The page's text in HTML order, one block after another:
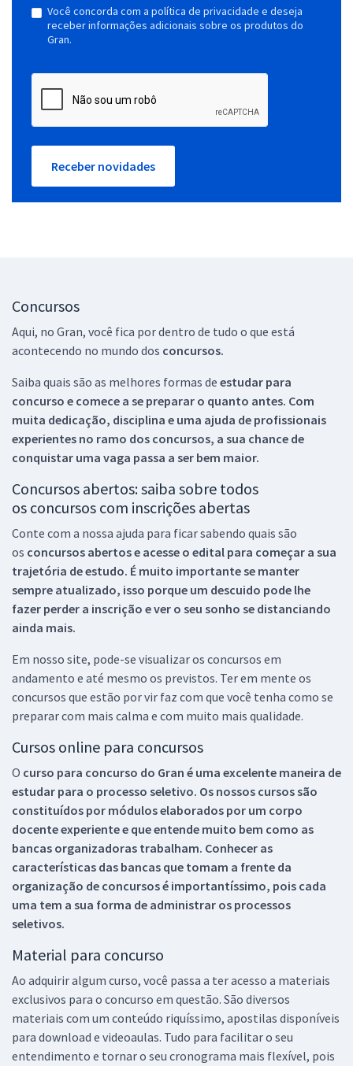
Você concorda com a política de privacidade e deseja
receber informações adicionais sobre os produtos do
Gran.
Receber novidades
Concursos
Aqui, no Gran, você fica por dentro de tudo o que está
acontecendo no mundo dos concursos.
Saiba quais são as melhores formas de estudar para
concurso e comece a se preparar o quanto antes. Com
muita dedicação, disciplina e uma ajuda de profissionais
experientes no ramo dos concursos, a sua chance de
conquistar uma vaga passa a ser bem maior.
Concursos abertos: saiba sobre todos
os concursos com inscrições abertas
Conte com a nossa ajuda para ficar sabendo quais são
os concursos abertos e acesse o edital para começar a sua
trajetória de estudo. É muito importante se manter
sempre atualizado, isso porque um descuido pode lhe
fazer perder a inscrição e ver o seu sonho se distanciando
ainda mais.
Em nosso site, pode-se visualizar os concursos em
andamento e até mesmo os previstos. Ter em mente os
concursos que estão por vir faz com que você tenha como se
preparar com mais calma e com muito mais qualidade.
Cursos online para concursos
O curso para concurso do Gran é uma excelente maneira de
estudar para o processo seletivo. Os nossos cursos são
constituídos por módulos elaborados por um corpo
docente experiente e que entende muito bem como as
bancas organizadoras trabalham. Conhecer as
características das bancas que tomam a frente da
organização de concursos é importantíssimo, pois cada
uma tem a sua forma de administrar os processos
seletivos.
Material para concurso
Ao adquirir algum curso, você passa a ter acesso a materiais
exclusivos para o concurso em questão. São diversos
materiais com um conteúdo riquíssimo, apostilas disponíveis
para download e videoaulas. Tudo para facilitar o seu
entendimento e tornar o seu cronograma mais flexível, pois